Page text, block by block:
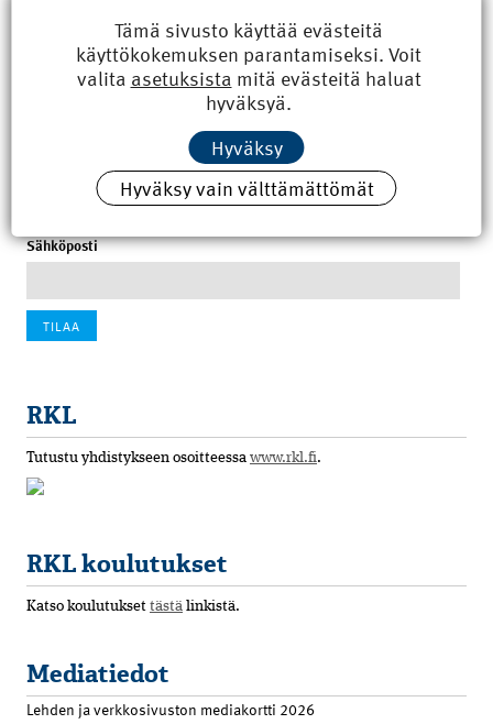
Kyberisku kiinteistötietoihin haittaisi energiarakentamista
8.6.2026 15:21
100 vuotta sitten: Rajajoen uusi rautatiesilta
Tilaa uutiskirje
Sähköposti
RKL
Tutustu yhdistykseen osoitteessa www.rkl.fi.
RKL koulutukset
Katso koulutukset tästä linkistä.
Mediatiedot
Lehden ja verkkosivuston mediakortti 2026
Tämä sivusto käyttää evästeitä
käyttökokemuksen parantamiseksi. Voit
valita asetuksista mitä evästeitä haluat
hyväksyä.
Hyväksy
Hyväksy vain välttämättömät